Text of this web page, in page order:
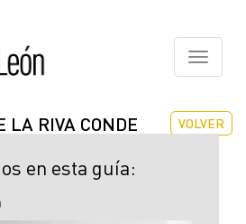
Toggle
VOLVER
LA RIVA CONDE
en esta guía: